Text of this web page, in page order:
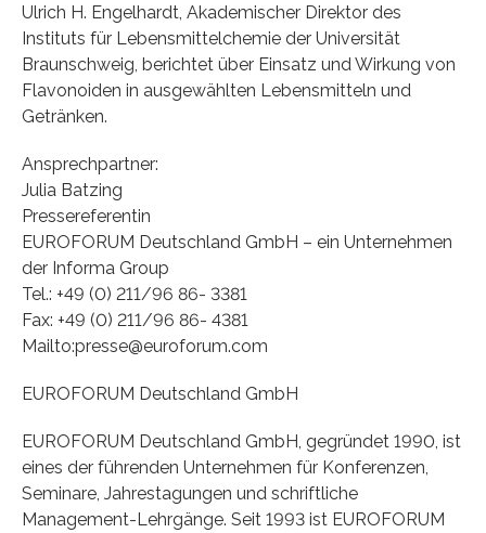
Ulrich H. Engelhardt, Akademischer Direktor des
Instituts für Lebensmittelchemie der Universität
Braunschweig, berichtet über Einsatz und Wirkung von
Flavonoiden in ausgewählten Lebensmitteln und
Getränken.
Ansprechpartner:
Julia Batzing
Pressereferentin
EUROFORUM Deutschland GmbH – ein Unternehmen
der Informa Group
Tel.: +49 (0) 211/96 86- 3381
Fax: +49 (0) 211/96 86- 4381
Mailto:presse@euroforum.com
EUROFORUM Deutschland GmbH
EUROFORUM Deutschland GmbH, gegründet 1990, ist
eines der führenden Unternehmen für Konferenzen,
Seminare, Jahrestagungen und schriftliche
Management-Lehrgänge. Seit 1993 ist EUROFORUM